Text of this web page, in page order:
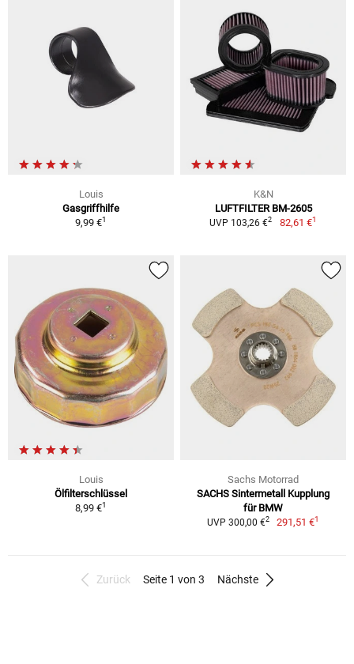
Louis
Gasgriffhilfe
9,99 €1
K&N
LUFTFILTER BM-2605
UVP 103,26 €2 82,61 €1
Louis
Ölfilterschlüssel
8,99 €1
Sachs Motorrad
SACHS Sintermetall Kupplung
für BMW
UVP 300,00 €2 291,51 €1
Zurück Seite 1 von 3 Nächste